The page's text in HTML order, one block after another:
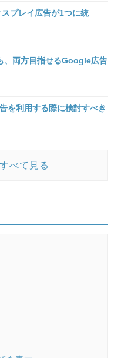
プレイ広告が1つに統
、両方目指せるGoogle広告
を利用する際に検討すべき
べて見る